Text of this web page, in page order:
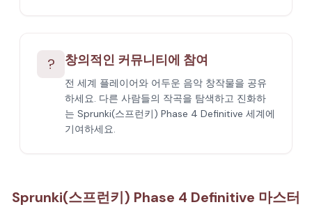
? 창의적인 커뮤니티에 참여
전 세계 플레이어와 어두운 음악 창작물을 공유
하세요. 다른 사람들의 작곡을 탐색하고 진화하
는 Sprunki(스프런키) Phase 4 Definitive 세계에
기여하세요.
Sprunki(스프런키) Phase 4 Definitive 마스터